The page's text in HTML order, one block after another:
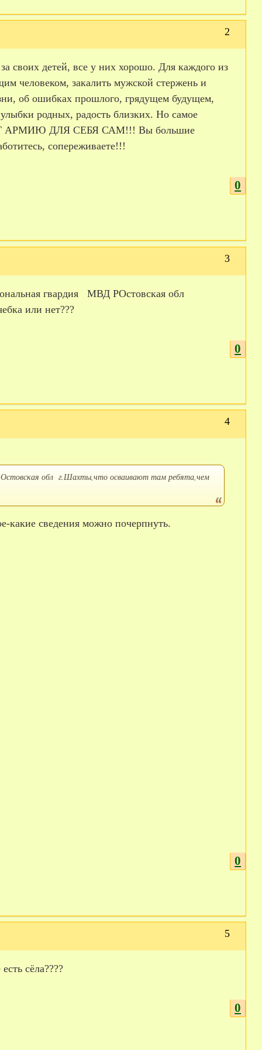
2
детей, все у них хорошо. Для каждого из
человеком, закалить мужской стержень и
об ошибках прошлого, грядущем будущем,
родных, радость близких. Но самое
АРМИЮ ДЛЯ СЕБЯ САМ!!! Вы большие
сопереживаете!!!
0
3
гвардия МВД РОстовская обл
или нет???
0
4
обл г.Шахты,что осваивают там ребята,чем
какие сведения можно почерпнуть.
0
5
сёла????
0